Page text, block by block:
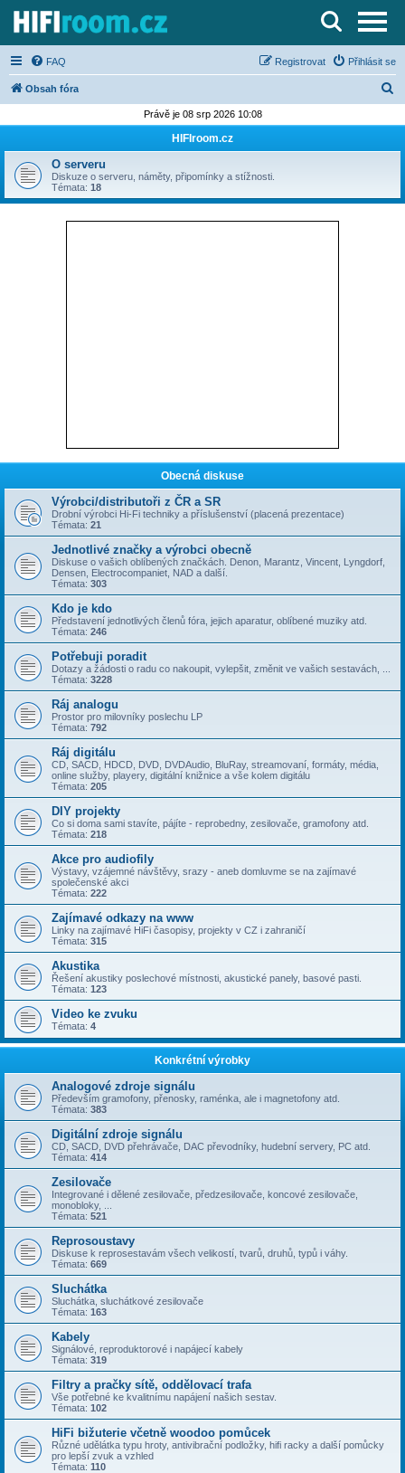
Server o Hi-Fi a AV technice
FAQ Přihlásit se
Registrovat
Obsah fóra
d
t
Právě je 08 srp 2026 10:08
HIFIroom.cz
O serveru
Diskuze o serveru, náměty, připomínky a stížnosti.
Témata: 18
Obecná diskuse
Výrobci/distributoři z ČR a SR
Drobní výrobci Hi-Fi techniky a příslušenství (placená prezentace)
Témata: 21
Jednotlivé značky a výrobci obecně
Diskuse o vašich oblíbených značkách. Denon, Marantz, Vincent, Lyngdorf,
Densen, Electrocompaniet, NAD a další.
Témata: 303
Kdo je kdo
Představení jednotlivých členů fóra, jejich aparatur, oblíbené muziky atd.
Témata: 246
Potřebuji poradit
Dotazy a žádosti o radu co nakoupit, vylepšit, změnit ve vašich sestavách, ...
Témata: 3228
Ráj analogu
Prostor pro milovníky poslechu LP
Témata: 792
Ráj digitálu
CD, SACD, HDCD, DVD, DVDAudio, BluRay, streamovaní, formáty, média,
online služby, playery, digitální knižnice a vše kolem digitálu
Témata: 205
DIY projekty
Co si doma sami stavíte, pájíte - reprobedny, zesilovače, gramofony atd.
Témata: 218
Akce pro audiofily
Výstavy, vzájemné návštěvy, srazy - aneb domluvme se na zajímavé
společenské akci
Témata: 222
Zajímavé odkazy na www
Linky na zajímavé HiFi časopisy, projekty v CZ i zahraničí
Témata: 315
Akustika
Řešení akustiky poslechové místnosti, akustické panely, basové pasti.
Témata: 123
Video ke zvuku
Témata: 4
Konkrétní výrobky
Analogové zdroje signálu
Především gramofony, přenosky, raménka, ale i magnetofony atd.
Témata: 383
Digitální zdroje signálu
CD, SACD, DVD přehrávače, DAC převodníky, hudební servery, PC atd.
Témata: 414
Zesilovače
Integrované i dělené zesilovače, předzesilovače, koncové zesilovače,
monobloky, ...
Témata: 521
Reprosoustavy
Diskuse k reprosestavám všech velikostí, tvarů, druhů, typů i váhy.
Témata: 669
Sluchátka
Sluchátka, sluchátkové zesilovače
Témata: 163
Kabely
Signálové, reproduktorové i napájecí kabely
Témata: 319
Filtry a pračky sítě, oddělovací trafa
Vše potřebné ke kvalitnímu napájení našich sestav.
Témata: 102
HiFi bižuterie včetně woodoo pomůcek
Různé udělátka typu hroty, antivibrační podložky, hifi racky a další pomůcky
pro lepší zvuk a vzhled
Témata: 110